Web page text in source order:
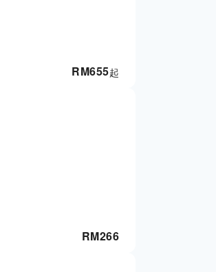
RM655起
RM266